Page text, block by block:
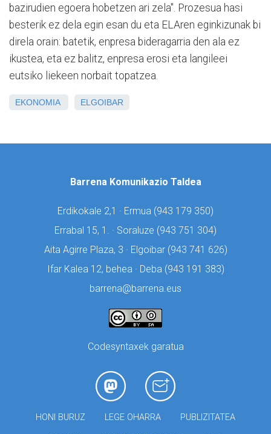
bazirudien egoera hobetzen ari zela". Prozesua hasi
besterik ez dela egin esan du eta ELAren eginkizunak bi
direla orain: batetik, enpresa bideragarria den ala ez
ikustea, eta ez balitz, enpresa erosi eta langileei
eutsiko liekeen norbait topatzea.
EKONOMIA ELGOIBAR
Barrena Komunikazio Taldea
Erdikokale 2,1 · Ermua (943 179 350)
Errabal 15, 1. · Soraluze (943 751 304)
Aita Agirre Plaza, 3 · Elgoibar (943 741 626)
Ifar Kalea 12, behea · Deba (943 191 383)
barrena@barrena.eus
Codesyntaxek garatua
HONI BURUZ LEGE OHARRA PUBLIZITATEA